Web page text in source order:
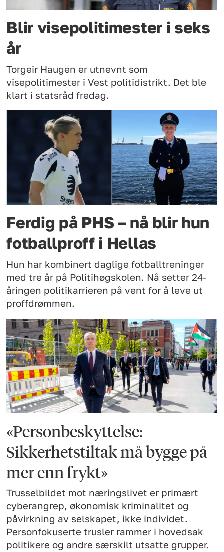
Blir visepolitimester i seks
år
Torgeir Haugen er utnevnt som
visepolitimester i Vest politidistrikt. Det ble
klart i statsråd fredag.
Ferdig på PHS – nå blir hun
fotballproff i Hellas
Hun har kombinert daglige fotballtreninger
med tre år på Politihøgskolen. Nå setter 24-
åringen politikarrieren på vent for å leve ut
proffdrømmen.
«Personbeskyttelse:
Sikkerhetstiltak må bygge på
mer enn frykt»
Trusselbildet mot næringslivet er primært
cyberangrep, økonomisk kriminalitet og
påvirkning av selskapet, ikke individet.
Personfokuserte trusler rammer i hovedsak
politikere og andre særskilt utsatte grupper.